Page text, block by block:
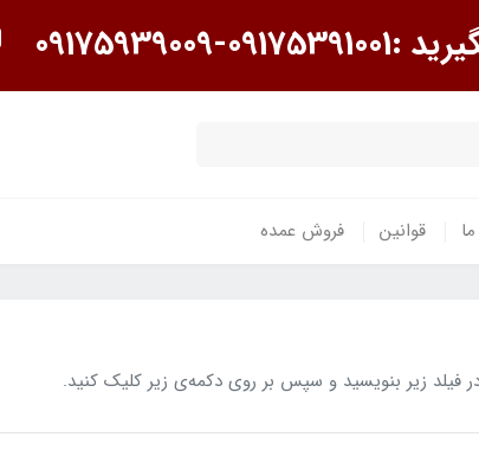
قوانین فروش عمده
زیر بنویسید و سپس بر روی دکمه‌ی زیر کلیک کنید.